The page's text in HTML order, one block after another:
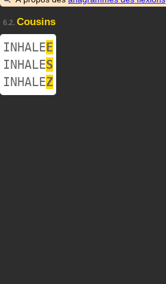
6.2. Cousins
INHALEE
INHALES
INHALEZ